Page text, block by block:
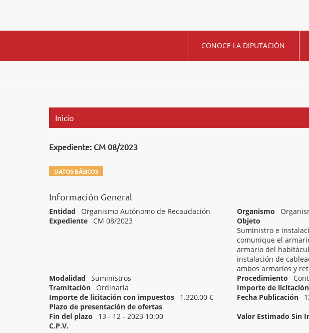
CONOCE LA DIPUTACIÓN
Inicio
Expediente: CM 08/2023
DATOS BÁSICOS
Información General
Entidad Organismo Autónomo de Recaudación Organismo
Expediente
CM 08/2023
Objeto
Suministro e
comunique el
armario del
instalación de
ambos armarios y
Modalidad
Suministros Procedimiento
Tramitación
Ordinaria Importe de
Importe de licitación con impuestos
1.320,00 € Fecha Publicación
Plazo de presentación de ofertas
Fin del plazo
13 - 12 - 2023 10:00 Valor Estimado Sin
C.P.V.